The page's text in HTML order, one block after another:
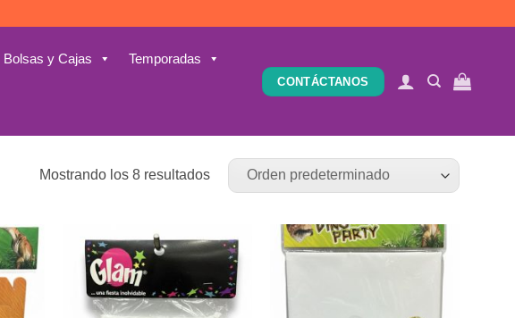
Bolsas y Cajas Temporadas
CONTÁCTANOS
Mostrando los 8 resultados
Añadir
a la
lista de
deseos
Añadir
a la
lista de
deseos